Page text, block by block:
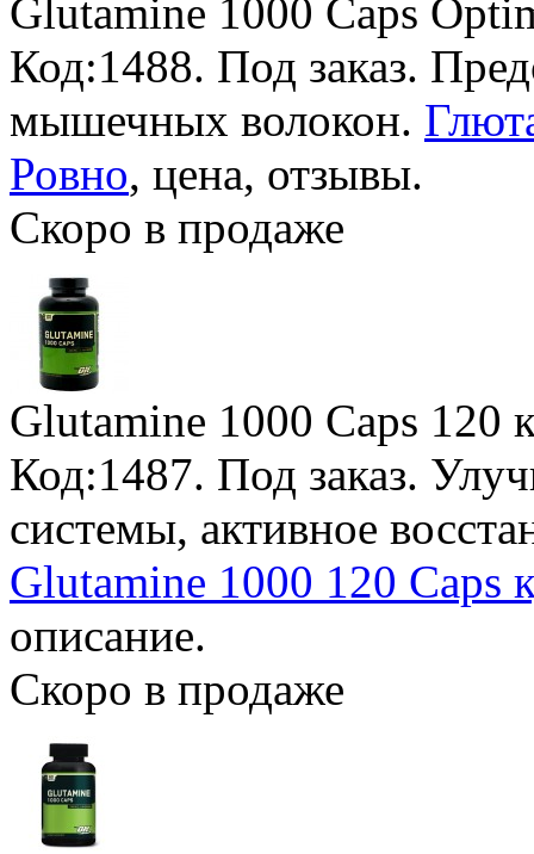
Glutamine 1000 Caps
Код:1488. Под заказ.
мышечных волокон.
Ровно, цена, отзывы.
Скоро в продаже
Glutamine 1000 Caps 120
Код:1487. Под заказ.
системы, активное
Glutamine 1000 120 Caps
описание.
Скоро в продаже